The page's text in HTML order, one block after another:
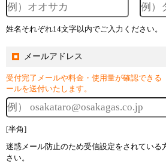
姓名それぞれ14文字以内でご入力ください。
メールアドレス
受付完了メールや料金・使用量が確認できる
ールを送付いたします。
[半角]
迷惑メール防止のため受信設定をされている
さい。